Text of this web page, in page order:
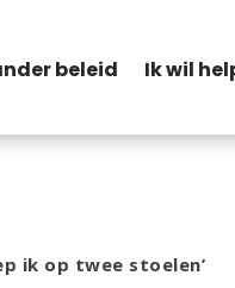
beleid Ik wil
ik op twee stoelen’